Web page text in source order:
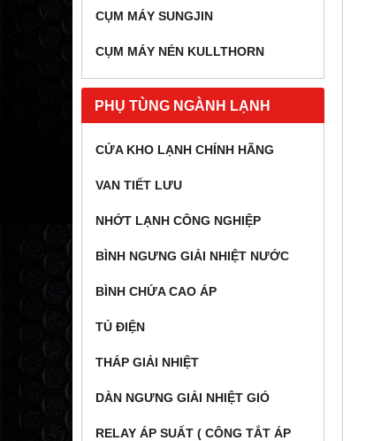
CỤM MÁY SUNGJIN
CỤM MÁY NÉN KULLTHORN
PHỤ TÙNG NGÀNH LẠNH
CỬA KHO LẠNH CHÍNH HÃNG
VAN TIẾT LƯU
NHỚT LẠNH CÔNG NGHIỆP
BÌNH NGƯNG GIẢI NHIỆT NƯỚC
BÌNH CHỨA CAO ÁP
TỦ ĐIỆN
THÁP GIẢI NHIỆT
DÀN NGƯNG GIẢI NHIỆT GIÓ
RELAY ÁP SUẤT ( CÔNG TẮT ÁP